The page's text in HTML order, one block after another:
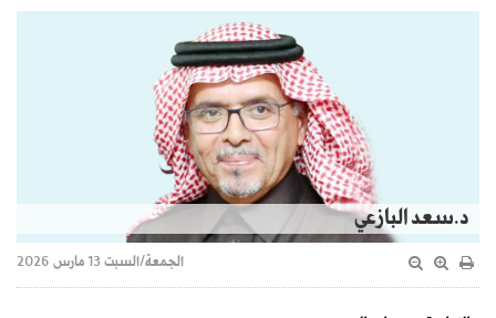
د.سعد البازعي
الجمعة/السبت 13 مارس 2026